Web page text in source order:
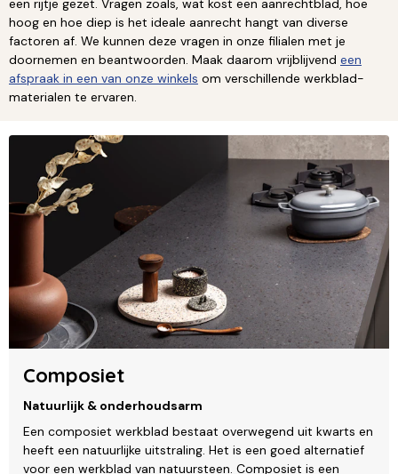
een rijtje gezet. Vragen zoals, wat kost een aanrechtblad, hoe
hoog en hoe diep is het ideale aanrecht hangt van diverse
factoren af. We kunnen deze vragen in onze filialen met je
doornemen en beantwoorden. Maak daarom vrijblijvend een
afspraak in een van onze winkels om verschillende werkblad-
materialen te ervaren.
Composiet
Natuurlijk & onderhoudsarm
Een composiet werkblad bestaat overwegend uit kwarts en
heeft een natuurlijke uitstraling. Het is een goed alternatief
voor een werkblad van natuursteen. Composiet is een